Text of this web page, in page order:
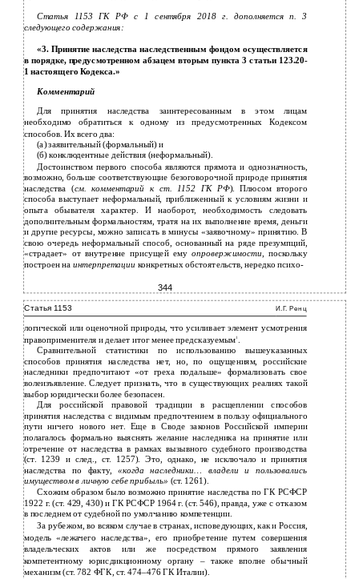
Статья 1153 ГК РФ с 1 сентября 2018 г. дополняется п. 3
следующего содержания:
«3. Принятие наследства наследственным фондом осуществляется
в порядке, предусмотренном абзацем вторым пункта 3 статьи 123.20-
1 настоящего Кодекса.»
Комментарий
Для принятия наследства заинтересованным в этом лицам
необходимо обратиться к одному из предусмотренных Кодексом
способов. Их всего два:
(а) заявительный (формальный) и
(б) конклюдентные действия (неформальный).
Достоинством первого способа являются прямота и однозначность,
возможно, больше соответствующие безоговорочной природе принятия
наследства (см. комментарий к ст.1152 ГК РФ). Плюсом второго
способа выступает неформальный, приближенный к условиям жизни и
опыта обывателя характер. И наоборот, необходимость следовать
дополнительным формальностям, тратя на их выполнение время, деньги
и другие ресурсы, можно записать в минусы «заявочному» принятию. В
свою очередь неформальный способ, основанный на ряде презумпций,
«страдает» от внутренне присущей емуопровержимости, поскольку
построен наинтерпретации конкретных обстоятельств, нередко психо-
344
Статья 1153 И.Г. Ренц
логической или оценочной природы, что усиливает элемент усмотрения
правоприменителя и делает итог менее предсказуемым1
Сравнительной статистики по использованию вышеуказанных
способов принятия наследства нет, но, по ощущениям, российские
наследники предпочитают «от греха подальше» формализовать свое
волеизъявление. Следует признать, что в существующих реалиях такой
выбор юридически более безопасен.
Для российской правовой традиции в расщеплении способов
принятия наследства с видимым предпочтением в пользу официального
пути ничего нового нет. Еще в Своде законов Российской империи
полагалось формально выяснять желание наследника на принятие или
отречение от наследства в рамках вызывного судебного производства
(ст. 1239 и след., ст. 1257). Это, однако, не исключало и принятия
наследства по факту, «когда наследники… владели и пользовались
имуществом в личную себе прибыль» (ст. 1261).
Схожим образом было возможно принятие наследства по ГК РСФСР
1922 г. (ст. 429, 430) и ГК РСФСР 1964 г. (ст. 546), правда, уже с отказом
в последнем от судебной по умолчанию компетенции.
За рубежом, во всяком случае в странах, исповедующих, как и Россия,
модель «лежачего наследства», его приобретение путем совершения
владельческих актов или же посредством прямого заявления
компетентному юрисдикционному органу – также вполне обычный
механизм (ст. 782 ФГК, ст. 474–476 ГК Италии).